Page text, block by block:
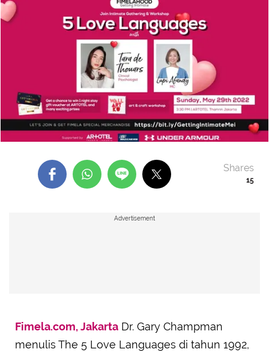
15
Shares
Advertisement
Fimela.com, Jakarta Dr. Gary Champman
menulis The 5 Love Languages di tahun 1992,